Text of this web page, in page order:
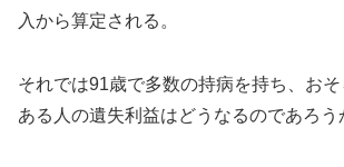
入から算定される。
それでは91歳で多数の持病を持ち、お
ある人の遺失利益はどうなるのであろう